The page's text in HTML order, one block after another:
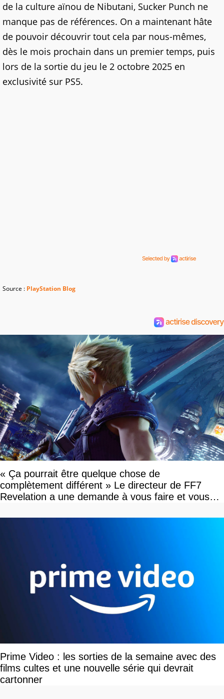
de la culture aïnou de Nibutani, Sucker Punch ne
manque pas de références. On a maintenant hâte
de pouvoir découvrir tout cela par nous-mêmes,
dès le mois prochain dans un premier temps, puis
lors de la sortie du jeu le 2 octobre 2025 en
exclusivité sur PS5.
Source : PlayStation Blog
« Ça pourrait être quelque chose de
complètement différent » Le directeur de FF7
Revelation a une demande à vous faire et vous
Prime Video : les sorties de la semaine avec des
films cultes et une nouvelle série qui devrait
cartonner